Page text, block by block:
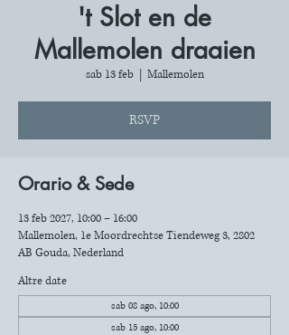
't Slot en de
Mallemolen draaien
sab 13 feb
  |
Mallemolen
RSVP
Orario & Sede
13 feb 2027, 10:00 – 16:00
Mallemolen, 1e Moordrechtse Tiendeweg 3, 2802
AB Gouda, Nederland
Altre date
sab 08 ago, 10:00
sab 15 ago, 10:00